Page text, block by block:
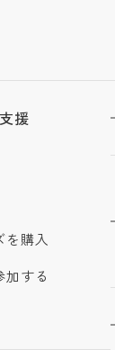
援
を購入
加する